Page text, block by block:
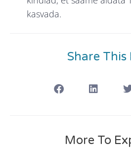
kasvada.
Share This
More To